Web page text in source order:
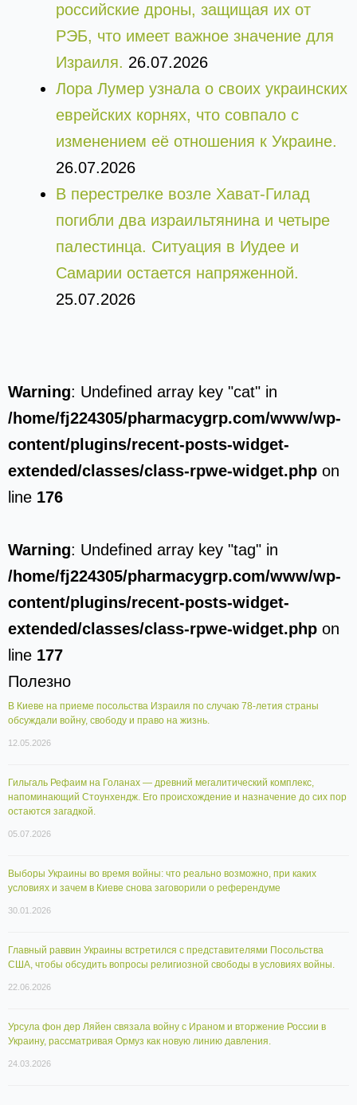
российские дроны, защищая их от
РЭБ, что имеет важное значение для
Израиля. 26.07.2026
Лора Лумер узнала о своих украинских
еврейских корнях, что совпало с
изменением её отношения к Украине.
26.07.2026
В перестрелке возле Хават-Гилад
погибли два израильтянина и четыре
палестинца. Ситуация в Иудее и
Самарии остается напряженной.
25.07.2026
Warning: Undefined array key "cat" in
/home/fj224305/pharmacygrp.com/www/wp-
content/plugins/recent-posts-widget-
extended/classes/class-rpwe-widget.php on
line 176
Warning: Undefined array key "tag" in
/home/fj224305/pharmacygrp.com/www/wp-
content/plugins/recent-posts-widget-
extended/classes/class-rpwe-widget.php on
line 177
Полезно
В Киеве на приеме посольства Израиля по случаю 78-летия страны
обсуждали войну, свободу и право на жизнь.
12.05.2026
Гильгаль Рефаим на Голанах — древний мегалитический комплекс,
напоминающий Стоунхендж. Его происхождение и назначение до сих пор
остаются загадкой.
05.07.2026
Выборы Украины во время войны: что реально возможно, при каких
условиях и зачем в Киеве снова заговорили о референдуме
30.01.2026
Главный раввин Украины встретился с представителями Посольства
США, чтобы обсудить вопросы религиозной свободы в условиях войны.
22.06.2026
Урсула фон дер Ляйен связала войну с Ираном и вторжение России в
Украину, рассматривая Ормуз как новую линию давления.
24.03.2026